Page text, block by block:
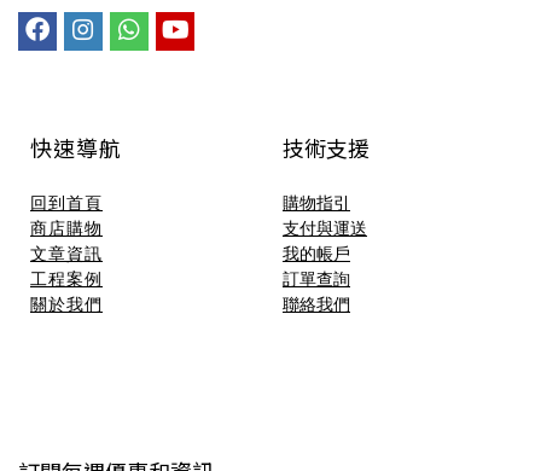
快速導航
回到首頁
商店購物
文章資訊
工程案例
關於我們
技術支援​
購物指引
支付與運送
我的帳戶
訂單查詢
聯絡我們